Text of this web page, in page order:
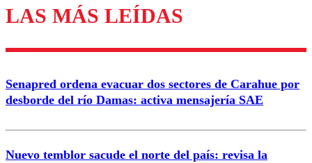
Enviar comentario
LAS MÁS LEÍDAS
Senapred ordena evacuar dos sectores de Carahue por
desborde del río Damas: activa mensajería SAE
Nuevo temblor sacude el norte del país: revisa la